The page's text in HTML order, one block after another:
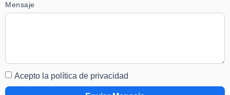
Mensaje
Acepto la política de privacidad